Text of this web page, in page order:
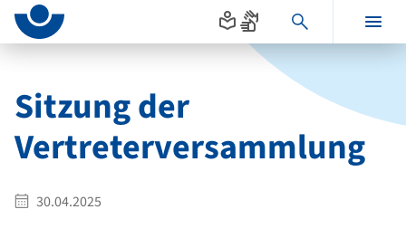
Seitenanfang
zum
Inhalt
zur
Navigation
Sitzung der
Vertreterversammlung
30.04.2025